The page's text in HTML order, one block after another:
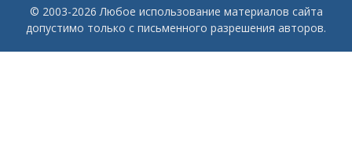
© 2003-2026 Любое использование материалов сайта
допустимо только с письменного разрешения авторов.